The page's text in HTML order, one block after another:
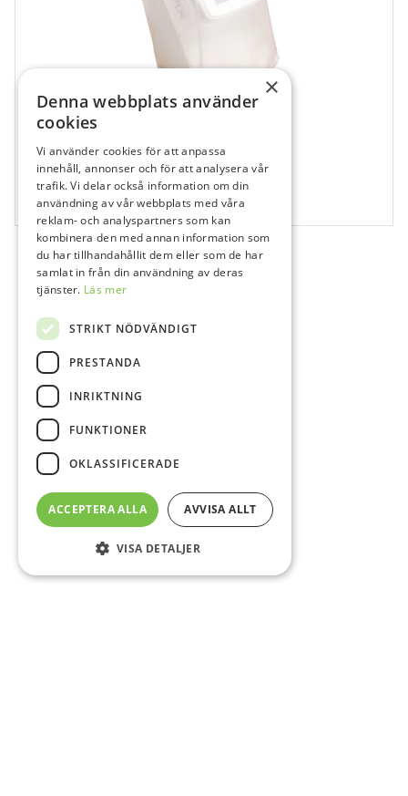
116013
Acteon PSPiX 2 – Skyddshuva scanner
1 st
×
Denna webbplats använder
cookies
Vi använder cookies för att anpassa
innehåll, annonser och för att analysera vår
trafik. Vi delar också information om din
användning av vår webbplats med våra
reklam- och analyspartners som kan
kombinera den med annan information som
du har tillhandahållit dem eller som de har
samlat in från din användning av deras
tjänster. Läs mer
STRIKT NÖDVÄNDIGT
PRESTANDA
INRIKTNING
FUNKTIONER
OKLASSIFICERADE
ACCEPTERA ALLA AVVISA ALLT
VISA DETALJER